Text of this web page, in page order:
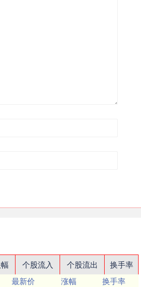
个股流入 个股流出
换手率
最新价 涨幅
换手率